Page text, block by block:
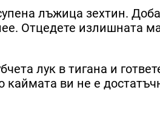
лъжица зехтин.
Отцедете излишната
лук в тигана и
каймата ви не е